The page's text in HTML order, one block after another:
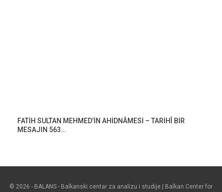
FATİH SULTAN MEHMED’İN AHİDNÂMESİ – TARİHÎ BİR
MESAJIN 563…
© 2026 - BALANS - Balkanski centar za analizu i studije | Balkan Center for